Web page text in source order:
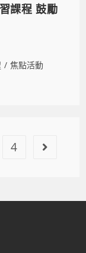
課程 鼓勵
/ 焦點活動
4